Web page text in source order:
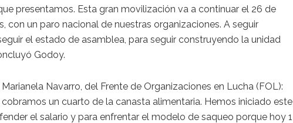
presentamos. Esta gran movilización va a continuar el 26 de
con un paro nacional de nuestras organizaciones. A seguir
el estado de asamblea, para seguir construyendo la unidad
Godoy.
Navarro, del Frente de Organizaciones en Lucha (FOL):
un cuarto de la canasta alimentaria. Hemos iniciado este
el salario y para enfrentar el modelo de saqueo porque hoy 1